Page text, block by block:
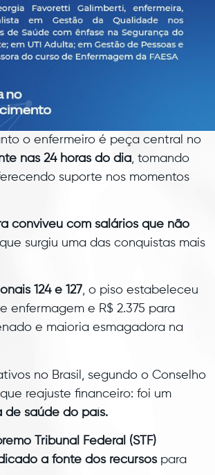
o enfermeiro é peça central no
nas 24 horas do dia , tomando
suporte nos momentos
conviveu com salários que não
surgiu uma das conquistas mais
124 e 127, o piso estabeleceu
enfermagem e R$ 2.375 para
e maioria esmagadora na
no Brasil, segundo o Conselho
reajuste financeiro: foi um
de saúde do país.
Tribunal Federal (STF)
a fonte dos recursospara